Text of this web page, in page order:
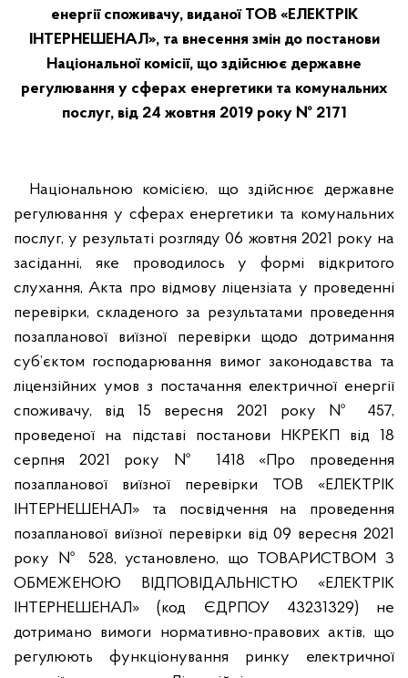
енергії споживачу, виданої ТОВ «ЕЛЕКТРІК
ІНТЕРНЕШЕНАЛ», та внесення змін до постанови
Національної комісії, що здійснює державне
регулювання у сферах енергетики та комунальних
послуг, від 24 жовтня 2019 року № 2171
Національною комісією, що здійснює державне
регулювання у сферах енергетики та комунальних
послуг, у результаті розгляду 06 жовтня 2021 року на
засіданні, яке проводилось у формі відкритого
слухання, Акта про відмову ліцензіата у проведенні
перевірки, складеного за результатами проведення
позапланової виїзної перевірки щодо дотримання
суб’єктом господарювання вимог законодавства та
ліцензійних умов з постачання електричної енергії
споживачу, від 15 вересня 2021 року № 457,
проведеної на підставі постанови НКРЕКП від 18
серпня 2021 року № 1418 «Про проведення
позапланової виїзної перевірки ТОВ «ЕЛЕКТРІК
ІНТЕРНЕШЕНАЛ» та посвідчення на проведення
позапланової виїзної перевірки від 09 вересня 2021
року № 528, установлено, що ТОВАРИСТВОМ З
ОБМЕЖЕНОЮ ВІДПОВІДАЛЬНІСТЮ «ЕЛЕКТРІК
ІНТЕРНЕШЕНАЛ» (код ЄДРПОУ 43231329) не
дотримано вимоги нормативно-правових актів, що
регулюють функціонування ринку електричної